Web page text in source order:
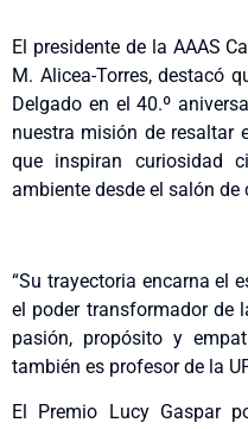
El presidente de la AAAS
M. Alicea-Torres, destacó
Delgado en el 40.º
nuestra misión de resaltar
que inspiran curiosidad
ambiente desde el salón de
“Su trayectoria encarna el
el poder transformador de
pasión, propósito y
también es profesor de la
El Premio Lucy Gaspar